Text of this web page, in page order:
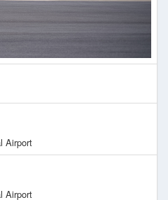
Airport
Airport